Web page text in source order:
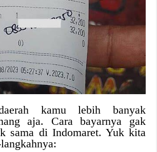
kamu lebih banyak
aja. Cara bayarnya gak
sama di Indomaret. Yuk kita